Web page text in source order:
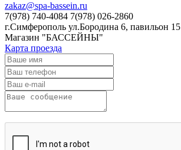
zakaz@spa-bassein.ru
7(978) 740-4084 7(978) 026-2860
г.Симферополь ул.Бородина 6, павильон 15
Магазин "БАССЕЙНЫ"
Карта проезда